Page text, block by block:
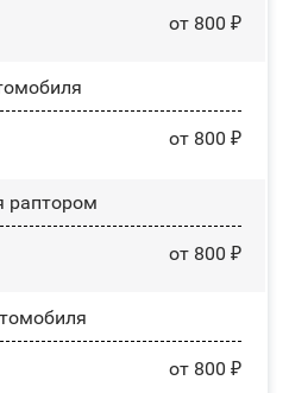
от 800 ₽
от 800 ₽
раптором
от 800 ₽
от 800 ₽